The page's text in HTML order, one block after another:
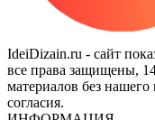
IdeiDizain.ru - сайт
все права защищены,
материалов без
согласия.